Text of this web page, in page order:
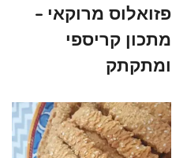
פזואלוס מרוקאי –
מתכון קריספי
ומתקתק